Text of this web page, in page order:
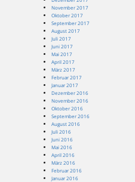
November 2017
Oktober 2017
September 2017
August 2017
Juli 2017
Juni 2017
Mai 2017
April 2017
März 2017
Februar 2017
Januar 2017
Dezember 2016
November 2016
Oktober 2016
September 2016
August 2016
Juli 2016
Juni 2016
Mai 2016
April 2016
März 2016
Februar 2016
Januar 2016